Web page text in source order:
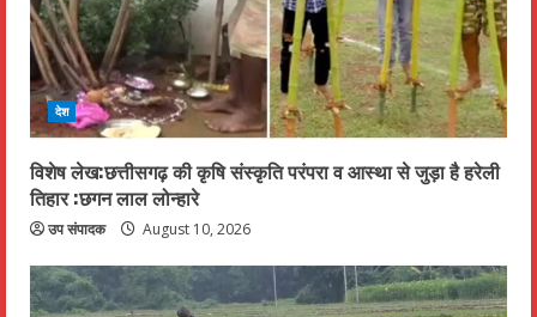
देश
विशेष लेख:छत्तीसगढ़ की कृषि संस्कृति परंपरा व आस्था से जुड़ा है हरेली
तिहार :छगन लाल लोन्हारे
उप संपादक August 10, 2026